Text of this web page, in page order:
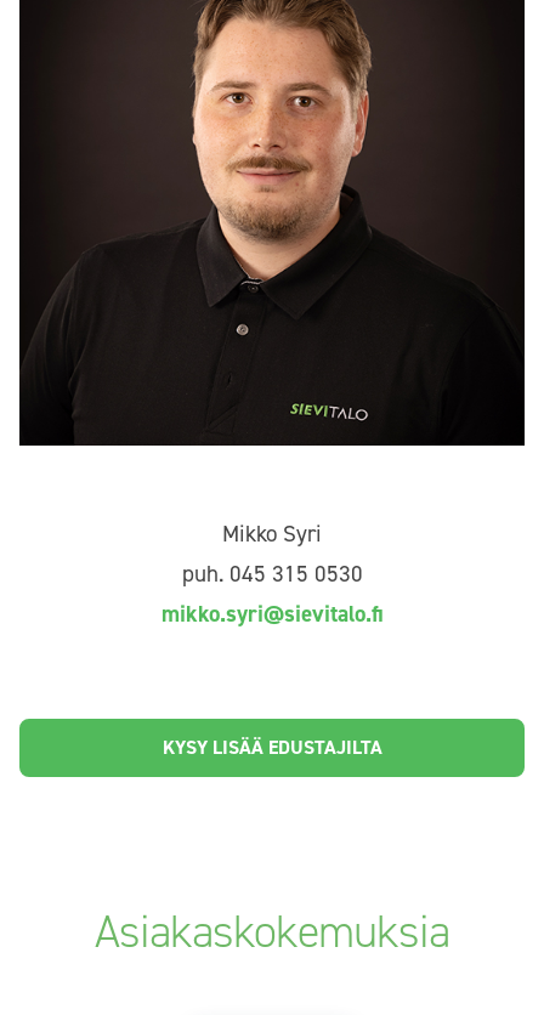
Mikko Syri
puh. 045 315 0530
mikko.syri@sievitalo.fi
KYSY LISÄÄ EDUSTAJILTA
Asiakaskokemuksia